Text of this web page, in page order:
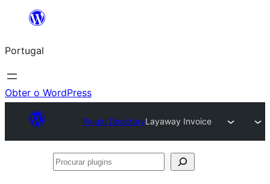
Saltar
o
conteúdo
Portugal
Obter o WordPress
Plugin DirectoryLayaway Invoice
Procurar